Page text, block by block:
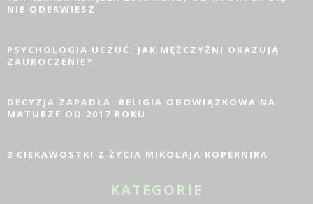
NIE ODERWIESZ
PSYCHOLOGIA UCZUĆ. JAK MĘŻCZYŹNI OKAZUJĄ
ZAUROCZENIE?
DECYZJA ZAPADŁA: RELIGIA OBOWIĄZKOWA NA
MATURZE OD 2017 ROKU
3 CIEKAWOSTKI Z ŻYCIA MIKOŁAJA KOPERNIKA
KATEGORIE